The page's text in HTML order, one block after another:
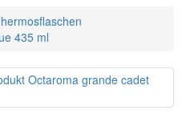
435 ml